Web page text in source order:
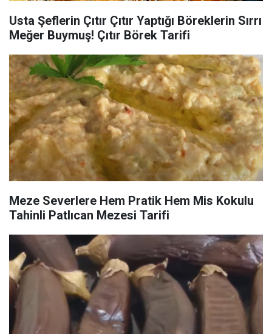
Usta Şeflerin Çıtır Çıtır Yaptığı Böreklerin Sırrı
Meğer Buymuş! Çıtır Börek Tarifi
Meze Severlere Hem Pratik Hem Mis Kokulu
Tahinli Patlıcan Mezesi Tarifi